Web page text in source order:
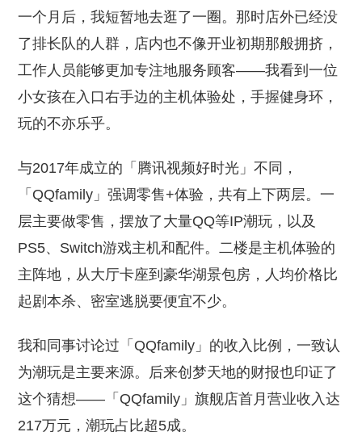
一个月后，我短暂地去逛了一圈。那时店外已经没
了排长队的人群，店内也不像开业初期那般拥挤，
工作人员能够更加专注地服务顾客——我看到一位
小女孩在入口右手边的主机体验处，手握健身环，
玩的不亦乐乎。
与2017年成立的「腾讯视频好时光」不同，
「QQfamily」强调零售+体验，共有上下两层。一
层主要做零售，摆放了大量QQ等IP潮玩，以及
PS5、Switch游戏主机和配件。二楼是主机体验的
主阵地，从大厅卡座到豪华湖景包房，人均价格比
起剧本杀、密室逃脱要便宜不少。
我和同事讨论过「QQfamily」的收入比例，一致认
为潮玩是主要来源。后来创梦天地的财报也印证了
这个猜想——「QQfamily」旗舰店首月营业收入达
217万元，潮玩占比超5成。